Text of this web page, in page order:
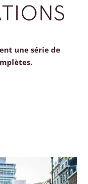
une série de